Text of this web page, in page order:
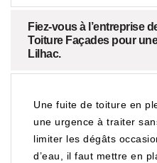
Fiez-vous à l’entreprise
Toiture Façades pour
Lilhac.
Une fuite de toiture en
une urgence à traiter
limiter les dégâts
d’eau, il faut mettre en